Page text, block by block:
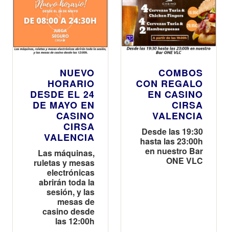
NUEVO
HORARIO
DESDE EL 24
DE MAYO EN
CASINO
CIRSA
VALENCIA
Las máquinas,
ruletas y mesas
electrónicas
abrirán toda la
sesión, y las
mesas de
casino desde
las 12:00h
COMBOS
CON REGALO
EN CASINO
CIRSA
VALENCIA
Desde las 19:30
hasta las 23:00h
en nuestro Bar
ONE VLC